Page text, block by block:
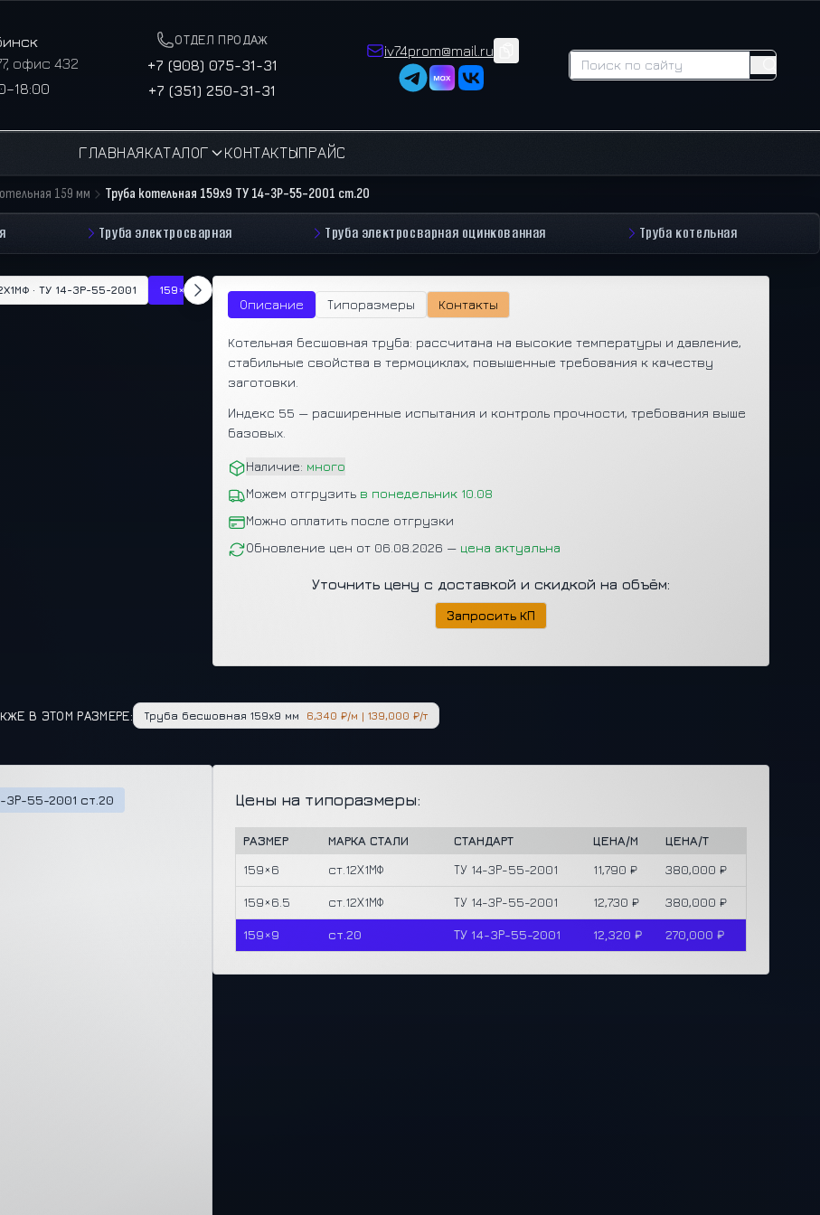
офис 432
ОТДЕЛ ПРОДАЖ
+7 (908) 075-31-31
+7 (351) 250-31-31
iv74prom@mail.ru
ГЛАВНАЯКАТАЛОГ КОНТАКТЫПРАЙС
159 мм Труба котельная 159х9 ТУ 14-3Р-55-2001 ст.20
Труба электросварная Труба электросварная оцинкованная Труба котельная
· ТУ 14-3Р-55-2001 159×9 · ст.20 · ТУ 14-3Р-55-2001
Описание Типоразмеры Контакты
Котельная бесшовная труба: рассчитана на высокие температуры и давление,
стабильные свойства в термоциклах, повышенные требования к качеству
заготовки.
Индекс 55 — расширенные испытания и контроль прочности, требования выше
базовых.
Наличие: много
Можем отгрузить в понедельник 10.08
Можно оплатить после отгрузки
Обновление цен от 06.08.2026 — цена актуальна
Уточнить цену с доставкой и скидкой на объём:
Запросить КП
В ЭТОМ РАЗМЕРЕ: Труба бесшовная159x9 мм 6,340 ₽/м |139,000 ₽/т
Цены на типоразмеры:
РАЗМЕР МАРКА СТАЛИ СТАНДАРТ ЦЕНА/М
ЦЕНА/Т
159×6
ст.12Х1МФ ТУ 14-3Р-55-2001 11,790 ₽ 380,000 ₽
159×6.5 ст.12Х1МФ ТУ 14-3Р-55-2001 12,730 ₽ 380,000 ₽
159×9 ст.20 ТУ 14-3Р-55-2001 12,320 ₽ 270,000 ₽
3Р-55-2001 ст.20